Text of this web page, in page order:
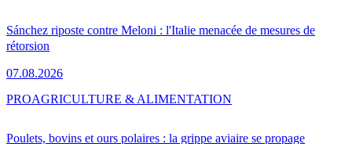
Sánchez riposte contre Meloni : l'Italie menacée de mesures de
rétorsion
07.08.2026
Poulets, bovins et ours polaires : la grippe aviaire se propage
PROAGRICULTURE & ALIMENTATION